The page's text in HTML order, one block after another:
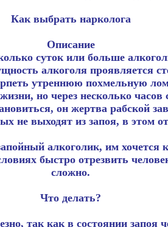
Как выбрать нарколога
Описание
суток или больше
алкоголя проявляется
утреннюю похмельную
но через несколько
он жертва рабской
не выходят из запоя, в этом
алкоголик, им хочется
быстро отрезвить
сложно.
Что делать?
так как в состоянии запоя